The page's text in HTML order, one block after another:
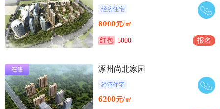
经济住宅
8000元/㎡
红包 5000 报名
在售 涿州尚北家园
经济住宅
6200元/㎡